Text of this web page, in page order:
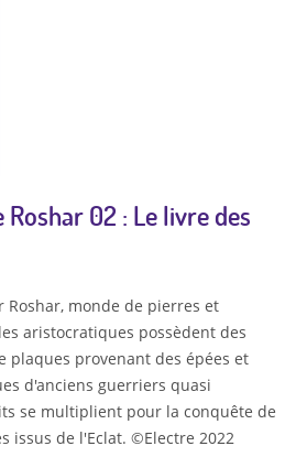
Roshar 02 : Le livre des
Roshar, monde de pierres et
aristocratiques possèdent des
plaques provenant des épées et
d'anciens guerriers quasi
se multiplient pour la conquête de
issus de l'Eclat. ©Electre 2022